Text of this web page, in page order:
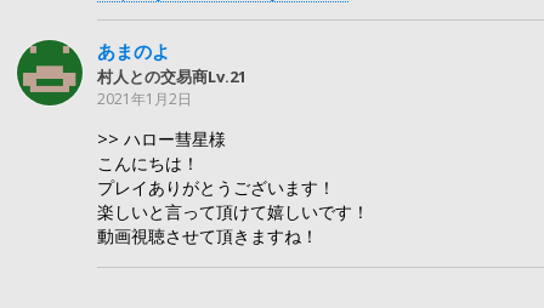
あまのよ
村人との交易商Lv.21
2021年1月2日
>> ハロー彗星様
こんにちは！
プレイありがとうございます！
楽しいと言って頂けて嬉しいです！
動画視聴させて頂きますね！